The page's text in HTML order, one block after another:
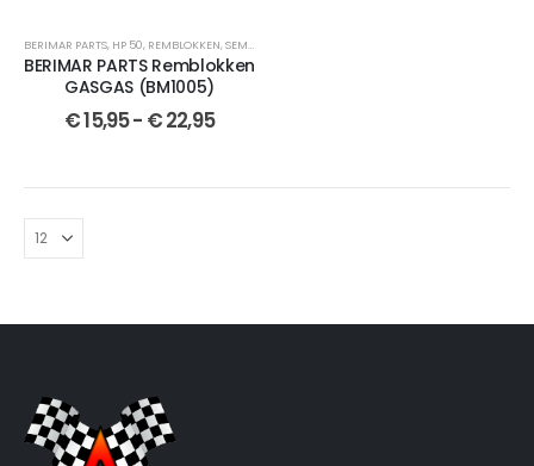
BERIMAR PARTS, HP 50, REMBLOKKEN,SEMI-GESINTERDE
BERIMAR PARTS Remblokken
GASGAS (BM1005)
€15,95- €22,95